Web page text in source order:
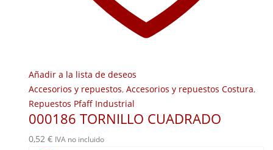
Añadir a la lista de deseos
Accesorios y repuestos, Accesorios y repuestos Costura,
Repuestos Pfaff Industrial
000186 TORNILLO CUADRADO
0,52 € IVA no incluido